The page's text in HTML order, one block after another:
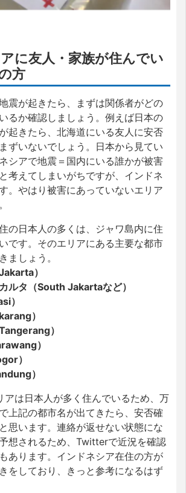
に友人・家族が住んでい
方
震が起きたら、まずは関係者がどの
るか確認しましょう。例えば日本の
起きたら、北海道にいる友人に安否
ずいないでしょう。日本から見てい
シアで地震＝国内にいる誰かが被害
考えてしまいがちですが、インドネ
。やはり被害にあっていないエリア
の日本人の多くは、ジャワ島内に住
です。そのエリアにある主要な都市
ましょう。
）
ルタ（South Jakartaなど）
）
）
）
）
）
）
アは日本人が多く住んでいるため、万
上記の都市名が出てきたら、安否確
思います。連絡が返せない状態にな
想されるため、Twitterで近況を確認
あります。インドネシア在住の方が
をしており、きっと参考になるはず